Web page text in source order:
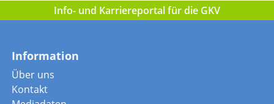
Info- und Karriereportal für die GKV
Information
Über uns
Kontakt